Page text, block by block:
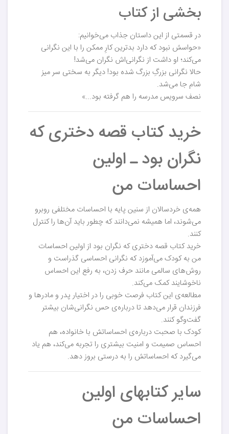
بخشی از کتاب
در قسمتی از این داستان جذاب می‌خوانیم:
«حواسش نبود که دارد بدترین کارِ ممکن را با این نگرانی
می‌کند؛ او داشت از نگرانی‌اش نگران می‌شد!
حالا نگرانی بزرگِ بزرگ شده بود! دیگر به سختی سر میز
شام جا می‌شد.
نصف سرویس مدرسه را هم گرفته بود...»
خرید کتاب قصه دختری که
نگران بود ـ اولین
احساسات من
همه‌ی خردسالان از سنین پایه با احساسات مختلفی روبرو
می‌شوند، اما همیشه نمی‌دانند که چطور باید آن‌ها را کنترل
کنند.
خرید کتاب قصه دختری که نگران بود از اولین احساسات
من به کودک می‌آموزد که نگرانی احساسی گذراست و
روش‌های سالمی مانند حرف زدن، به رفع این احساس
ناخوشایند کمک می‌کند.
مطالعه‌ی این کتاب فرصت خوبی را در اختیار پدر و مادرها و
فرزندان قرار می‌دهد تا درباره‌ی حس نگرانی‌شان بیشتر
گفت‌وگو کنند.
کودک با صحبت درباره‌ی احساساتش با خانواده، هم
احساس صمیمت و امنیت بیشتری را تجربه می‌کند، هم یاد
می‌گیرد که احساساتش را به درستی بروز دهد.
سایر کتابهای اولین
احساسات من